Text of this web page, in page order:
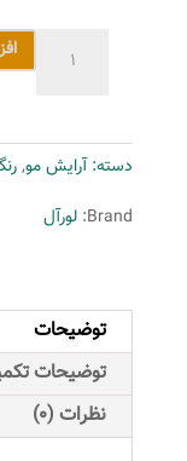
لورآل
مدل
Excellence
حجم
50
میلی
لیتر
رنگ
دسته:آرایش مو,
Brand: لورآل
توضیحات
توضیحات
نظرات (0)